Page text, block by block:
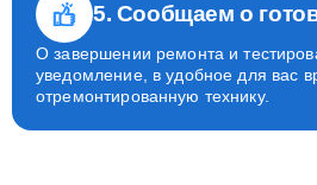
5. Сообщаем о
О завершении ремонта и
уведомление, в удобное для вас
отремонтированную технику.